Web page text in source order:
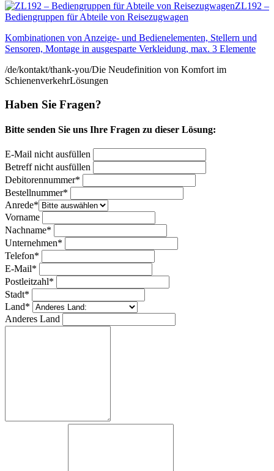
ZL192 –
Bediengruppen für Abteile von Reisezugwagen
Kombinationen von Anzeige- und Bedienelementen, Stellern und
Sensoren, Montage in ausgesparte Verkleidung, max. 3 Elemente
/de/kontakt/thank-you/Die Neudefinition von Komfort im
SchienenverkehrLösungen
Haben Sie Fragen?
Bitte senden Sie uns Ihre Fragen zu dieser Lösung:
E-Mail nicht ausfüllen
Betreff nicht ausfüllen
Bitte nicht ausfüllen
Debitorennummer*
Bestellnummer*
Anrede*
Vorname
Nachname*
Unternehmen*
Telefon*
E-Mail*
Postleitzahl*
Stadt*
Land*
Anderes Land